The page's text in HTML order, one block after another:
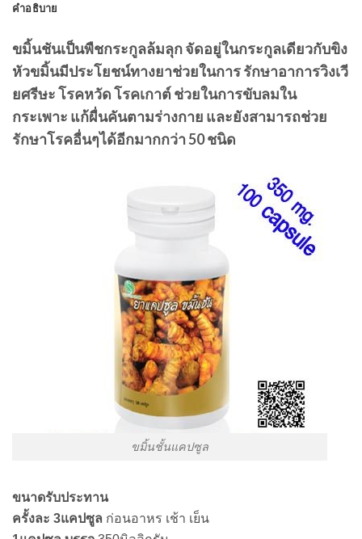
คำอธิบาย
ขมิ้นชันเป็นพืชกระกูลล้มลุก จัดอยู่ในกระกูลเดียวกับขิง
หัวขมิ้นมีประโยชน์ทางยาช่วยในการ รักษาอาการวิงเวี
ยศรีษะ โรคหวัด โรคเกาต์ ช่วยในการขับลมใน
กระเพาะ แก้ผื่นคันตามร่างกาย และยังสามารถช่วย
รักษาโรคอื่นๆได้อีกมากกว่า 50 ชนิด
ขมิ้นชั้นแคปซูล
ขนาดรับประทาน
ครั้งละ 3แคปซูล ก่อนอาหร เช้า เย็น